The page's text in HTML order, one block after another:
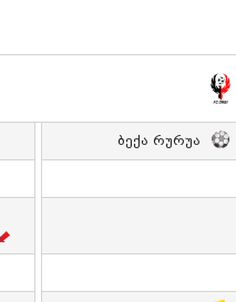
Ბექა Რურუა